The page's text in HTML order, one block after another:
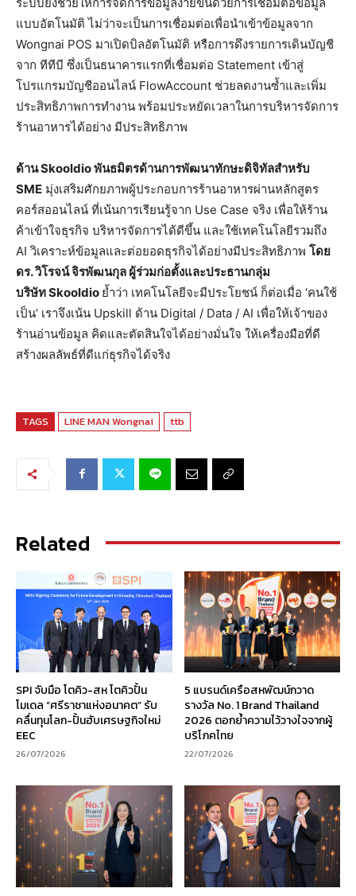
แบบอัตโนมัติ ไม่ว่าจะเป็นการเชื่อมต่อเพื่อนำเข้าข้อมูลจาก
Wongnai POS มาเปิดบิลอัตโนมัติ หรือการดึงรายการเดินบัญชี
จาก ทีทีบี ซึ่งเป็นธนาคารแรกที่เชื่อมต่อ Statement เข้าสู่
โปรแกรมบัญชีออนไลน์ FlowAccount ช่วยลดงานซ้ำและเพิ่ม
ประสิทธิภาพการทำงาน พร้อมประหยัดเวลาในการบริหารจัดการ
ร้านอาหารได้อย่าง มีประสิทธิภาพ
ด้านSkooldio พันธมิตรด้านการพัฒนาทักษะดิจิทัลสำหรับ
SME มุ่งเสริมศักยภาพผู้ประกอบการร้านอาหารผ่านหลักสูตร
คอร์สออนไลน์ ที่เน้นการเรียนรู้จาก Use Case จริง เพื่อให้ร้าน
ค้าเข้าใจธุรกิจ บริหารจัดการได้ดีขึ้น และใช้เทคโนโลยีรวมถึง
AI วิเคราะห์ข้อมูลและต่อยอดธุรกิจได้อย่างมีประสิทธิภาพ โดย
ดร. วิโรจน์ จิรพัฒนกุล ผู้ร่วมก่อตั้งและประธานกลุ่ม
บริษัทSkooldio ย้ำว่า เทคโนโลยีจะมีประโยชน์ ก็ต่อเมื่อ ‘คนใช้
เป็น’ เราจึงเน้น Upskill ด้าน Digital / Data / AI เพื่อให้เจ้าของ
ร้านอ่านข้อมูล คิดและตัดสินใจได้อย่างมั่นใจ ให้เครื่องมือที่ดี
สร้างผลลัพธ์ที่ดีแก่ธุรกิจได้จริง
TAGS LINE MAN Wongnai ttb
Related
SPI จับมือ โตคิว-สห โตคิวปั้น
โมเดล “ศรีราชาแห่งอนาคต” รับ
คลื่นทุนโลก-ปั้นฮับเศรษฐกิจใหม่
EEC
26/07/2026
5 แบรนด์เครือสหพัฒน์กวาด
รางวัล No. 1 Brand Thailand
2026 ตอกย้ำความไว้วางใจจากผู้
บริโภคไทย
22/07/2026